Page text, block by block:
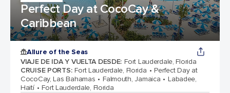
Perfect Day at CocoCay &
Caribbean
Allure of the Seas
VIAJE DE IDA Y VUELTA DESDE: Fort Lauderdale, Florida
CRUISE PORTS: Fort Lauderdale, Florida
Perfect Day at
CocoCay, Las Bahamas
Falmouth, Jamaica
Labadee,
Haití
Fort Lauderdale, Florida